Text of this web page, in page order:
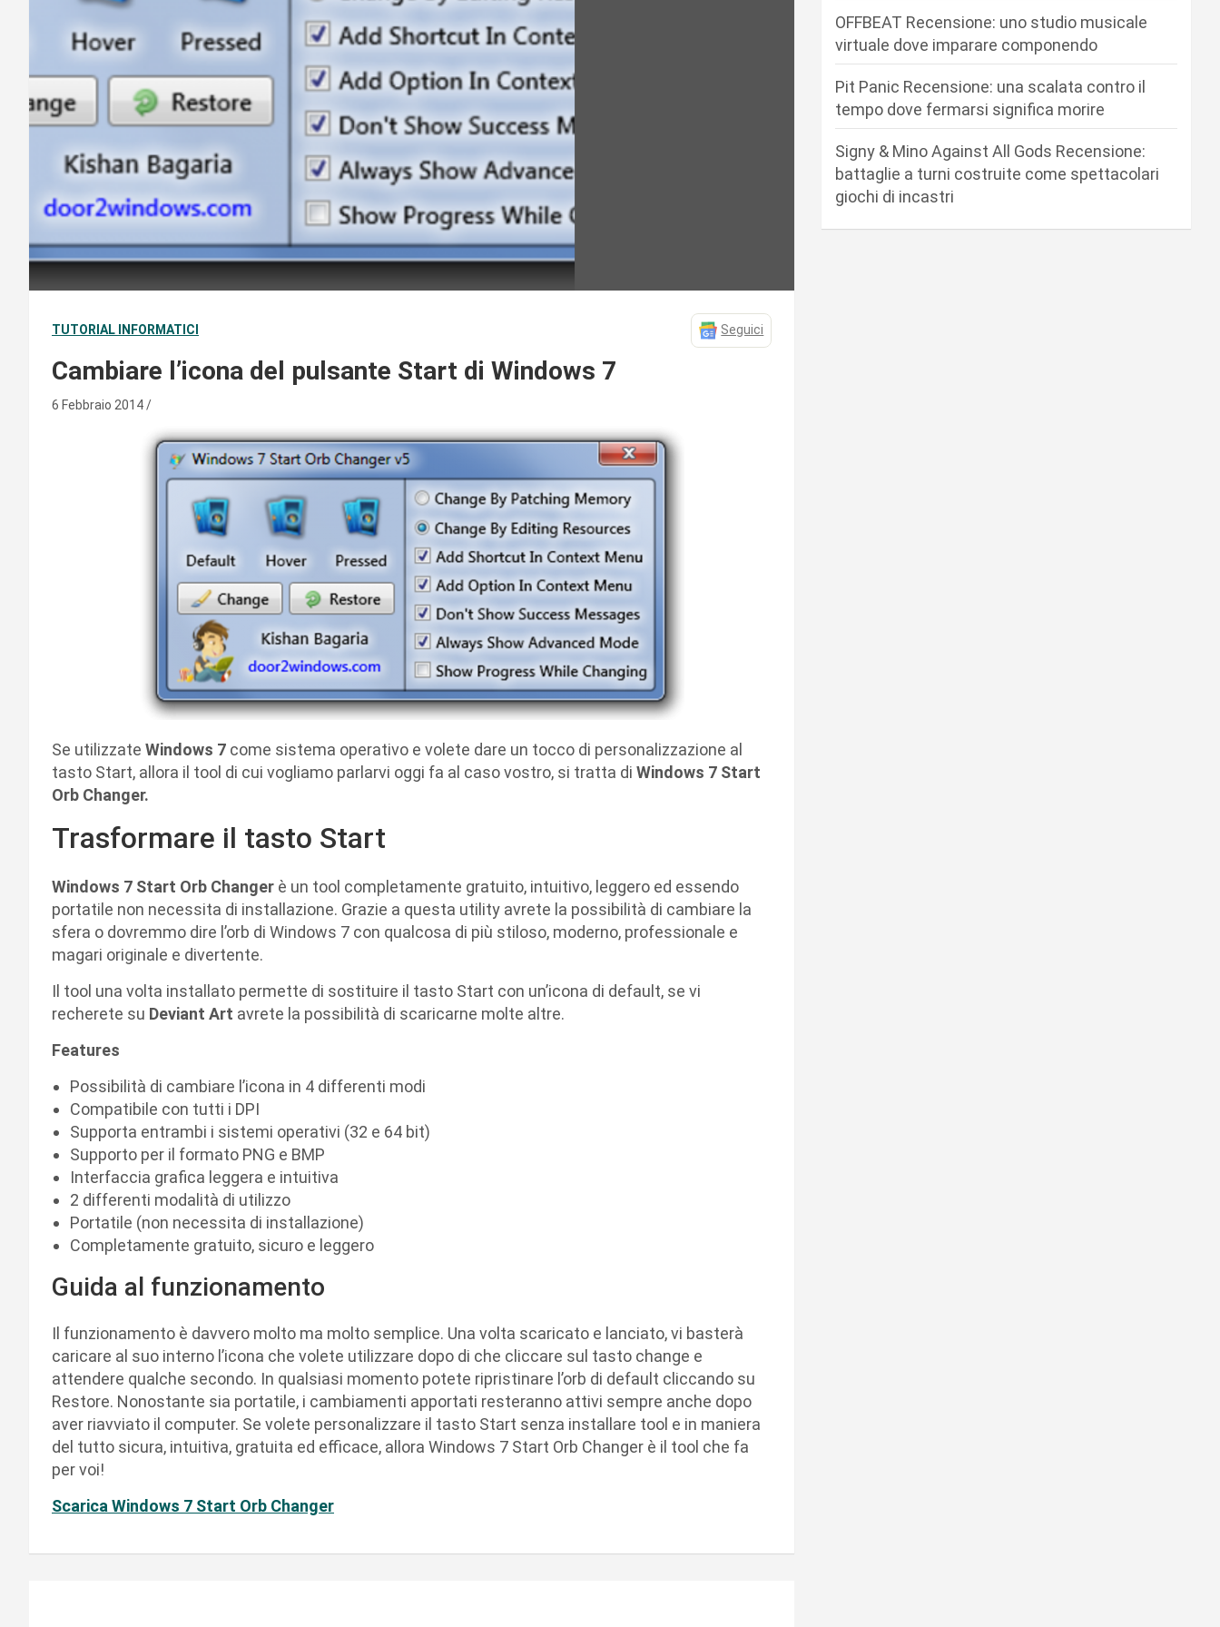
TUTORIAL INFORMATICI Seguici
Cambiare l’icona del pulsante Start di Windows 7
6 Febbraio 2014
Se utilizzate Windows 7 come sistema operativo e volete dare un tocco di personalizzazione al
tasto Start, allora il tool di cui vogliamo parlarvi oggi fa al caso vostro, si tratta di Windows 7 Start
Orb Changer.
Trasformare il tasto Start
Windows 7 Start Orb Changer è un tool completamente gratuito, intuitivo, leggero ed essendo
portatile non necessita di installazione. Grazie a questa utility avrete la possibilità di cambiare la
sfera o dovremmo dire l’orb di Windows 7 con qualcosa di più stiloso, moderno, professionale e
magari originale e divertente.
Il tool una volta installato permette di sostituire il tasto Start con un’icona di default, se vi
recherete su Deviant Art avrete la possibilità di scaricarne molte altre.
Features
Possibilità di cambiare l’icona in 4 differenti modi
Compatibile con tutti i DPI
Supporta entrambi i sistemi operativi (32 e 64 bit)
Supporto per il formato PNG e BMP
Interfaccia grafica leggera e intuitiva
2 differenti modalità di utilizzo
Portatile (non necessita di installazione)
Completamente gratuito, sicuro e leggero
Guida al funzionamento
Il funzionamento è davvero molto ma molto semplice. Una volta scaricato e lanciato, vi basterà
caricare al suo interno l’icona che volete utilizzare dopo di che cliccare sul tasto change e
attendere qualche secondo. In qualsiasi momento potete ripristinare l’orb di default cliccando su
Restore. Nonostante sia portatile, i cambiamenti apportati resteranno attivi sempre anche dopo
aver riavviato il computer. Se volete personalizzare il tasto Start senza installare tool e in maniera
del tutto sicura, intuitiva, gratuita ed efficace, allora Windows 7 Start Orb Changer è il tool che fa
per voi!
Scarica Windows 7 Start Orb Changer
OFFBEAT Recensione: uno studio musicale
virtuale dove imparare componendo
Pit Panic Recensione: una scalata contro il
tempo dove fermarsi significa morire
Signy & Mino Against All Gods Recensione:
battaglie a turni costruite come spettacolari
giochi di incastri